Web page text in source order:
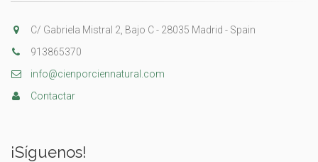
C/ Gabriela Mistral 2, Bajo C - 28035 Madrid - Spain
913865370
info@cienporciennatural.com
Contactar
¡Síguenos!